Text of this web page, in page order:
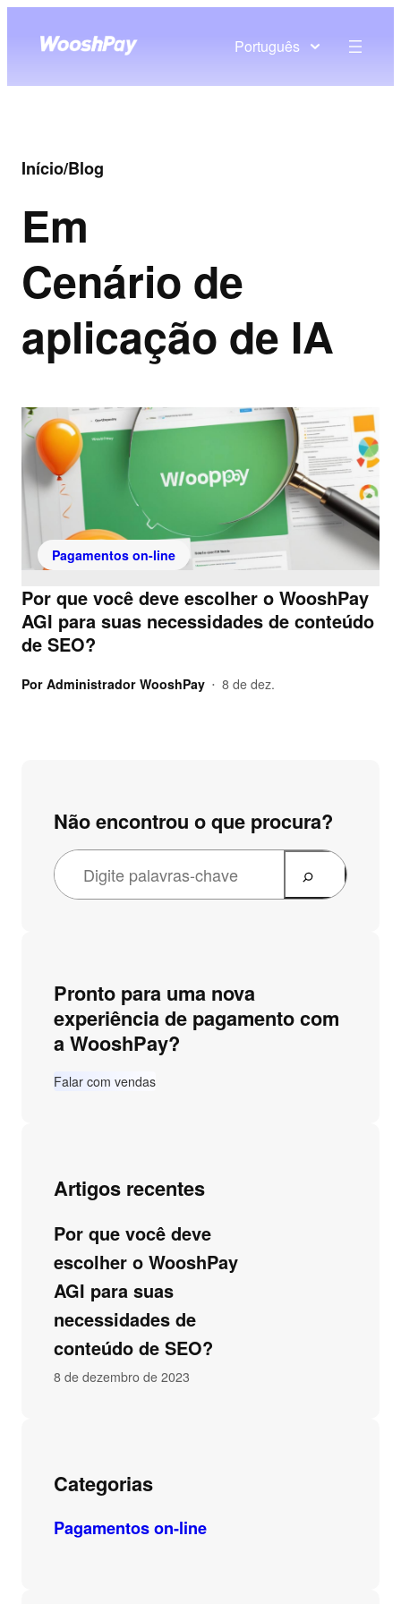
Português
Início/Blog
Em
Cenário de
aplicação de IA
Pagamentos on-line
Por que você deve escolher o WooshPay
AGI para suas necessidades de conteúdo
de SEO?
Por Administrador WooshPay • 8 de dez.
Não encontrou o que procura?
Pronto para uma nova
experiência de pagamento com
a WooshPay?
Falar com vendas
Artigos recentes
Por que você deve
escolher o WooshPay
AGI para suas
necessidades de
conteúdo de SEO?
8 de dezembro de 2023
Categorias
Pagamentos on-line